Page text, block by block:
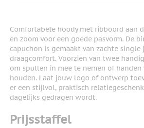
Comfortabele hoody met ribboord aan
en zoom voor een goede pasvorm. De
capuchon is gemaakt van zachte single
draagcomfort. Voorzien van twee
om spullen in mee te nemen of handen
houden. Laat jouw logo of ontwerp
er een stijlvol, praktisch
dagelijks gedragen wordt.
Prijsstaffel